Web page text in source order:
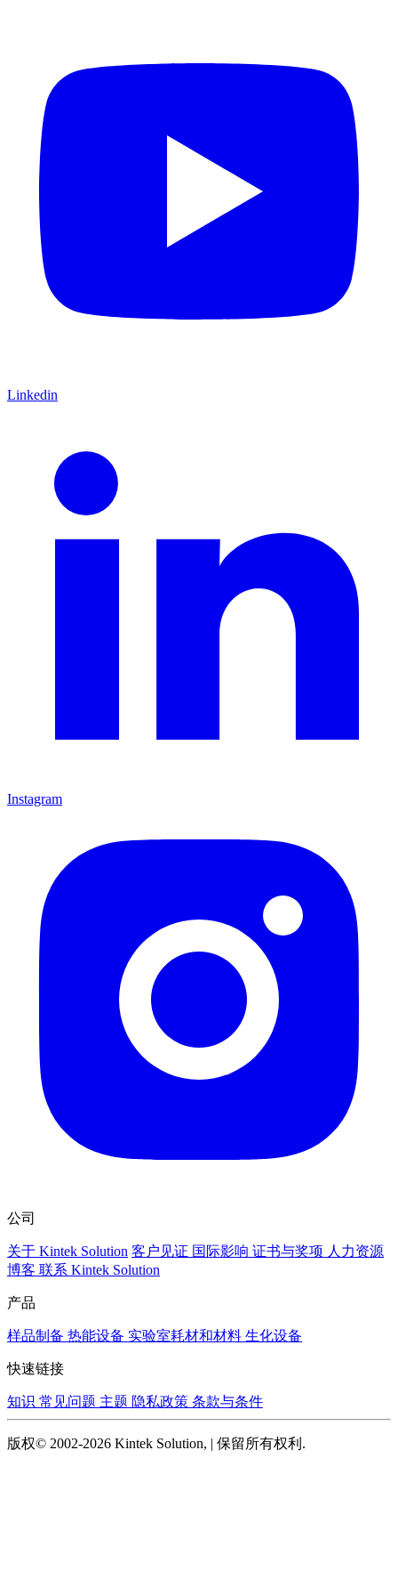
Linkedin
Instagram
公司
关于 Kintek Solution 客户见证 国际影响 证书与奖项 人力资源
博客 联系 Kintek Solution
产品
样品制备 热能设备 实验室耗材和材料 生化设备
快速链接
知识 常见问题 主题 隐私政策 条款与条件
版权© 2002-2026 Kintek Solution, | 保留所有权利.